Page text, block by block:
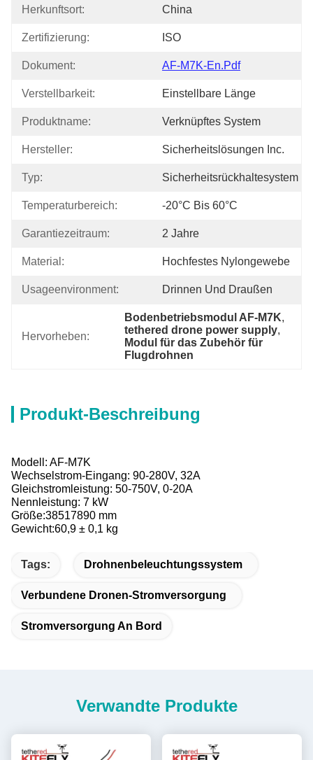
Herkunftsort: China
Zertifizierung: ISO
Dokument: AF-M7K-En.pdf
Verstellbarkeit: Einstellbare Länge
Produktname: Verknüpftes System
Hersteller: Sicherheitslösungen Inc.
Typ: Sicherheitsrückhaltesystem
Temperaturbereich: -20°C Bis 60°C
Garantiezeitraum: 2 Jahre
Material: Hochfestes Nylongewebe
Usageenvironment: Drinnen Und Draußen
Hervorheben:
Bodenbetriebsmodul AF-M7K,
tethered drone power supply,
Modul für das Zubehör für
Flugdrohnen
Produkt-Beschreibung
Modell: AF-M7K
Wechselstrom-Eingang: 90-280V, 32A
Gleichstromleistung: 50-750V, 0-20A
Nennleistung: 7 kW
Größe:38517890 mm
Gewicht:60,9 ± 0,1 kg
Tags: Drohnenbeleuchtungssystem
Verbundene Dronen-Stromversorgung
Stromversorgung An Bord
Verwandte Produkte